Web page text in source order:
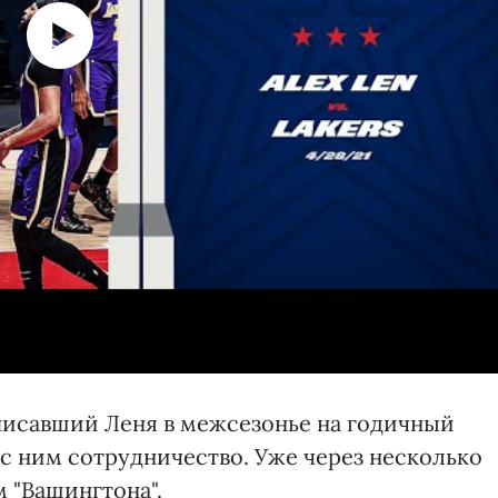
Леня в межсезонье на годичный
сотрудничество. Уже через несколько
"Вашингтона".